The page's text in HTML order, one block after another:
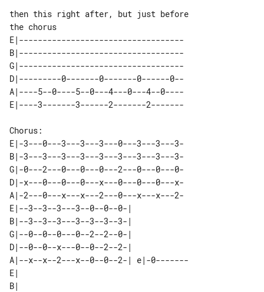
then this right after, but just before
E|-----------------------------------
B|-----------------------------------
G|-----------------------------------
D|---------0-------0-------0------0--
A|----5--0----5--0---4---0---4--0----
E|-3---0---3---3---3---0---3---3---3-
B|-3---3---3---3---3---3---3---3---3-
G|-0---2---0---0---0---2---0---0---0-
D|-x---0---0---0---x---0---0---0---x-
A|-2---0---x---x---2---0---x---x---2-
E|--3--3--3---3--0--0--0-|
B|--3--3--3---3--3--3--3-|
G|--0--0--0---0--2--2--0-|
D|--0--0--x---0--0--2--2-|
A|--x--x--2---x--0--0--2-| e|-0-------
E|
B|